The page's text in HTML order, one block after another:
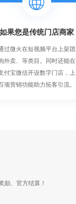
如果您是传统门店商家
过微火在短视频平台上架团
外卖、等类目。同时还能在
付宝微信开设数字门店，上
项营销功能助力拓客引流。
励、官方结算！